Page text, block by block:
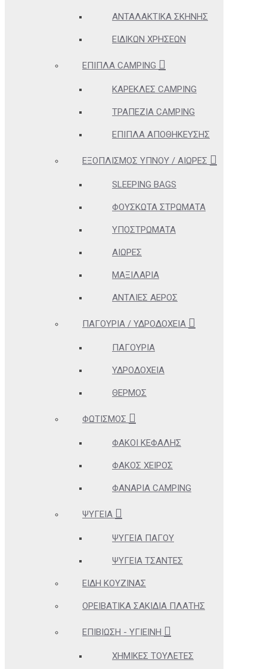
ΑΝΤΑΛΑΚΤΙΚΆ ΣΚΗΝΉΣ
ΕΙΔΙΚΏΝ ΧΡΉΣΕΩΝ
ΈΠΙΠΛΑ CAMPING
ΚΑΡΈΚΛΕΣ CAMPING
ΤΡΑΠΈΖΙΑ CAMPING
ΈΠΙΠΛΑ ΑΠΟΘΉΚΕΥΣΗΣ
ΕΞΟΠΛΙΣΜΌΣ ΎΠΝΟΥ / ΑΙΏΡΕΣ
SLEEPING BAGS
ΦΟΥΣΚΩΤΆ ΣΤΡΏΜΑΤΑ
ΥΠΟΣΤΡΏΜΑΤΑ
ΑΙΏΡΕΣ
ΜΑΞΙΛΆΡΙΑ
ΑΝΤΛΊΕΣ ΑΈΡΟΣ
ΠΑΓΟΎΡΙΑ / ΥΔΡΟΔΟΧΕΊΑ
ΠΑΓΟΎΡΙΑ
ΥΔΡΟΔΟΧΕΊΑ
ΘΕΡΜΌΣ
ΦΩΤΙΣΜΌΣ
ΦΑΚΟΊ ΚΕΦΑΛΉΣ
ΦΑΚΌΣ ΧΕΙΡΌΣ
ΦΑΝΆΡΙΑ CAMPING
ΨΥΓΕΊΑ
ΨΥΓΕΊΑ ΠΆΓΟΥ
ΨΥΓΕΊΑ ΤΣΆΝΤΕΣ
ΕΊΔΗ ΚΟΥΖΊΝΑΣ
ΟΡΕΙΒΑΤΙΚΆ ΣΑΚΊΔΙΑ ΠΛΆΤΗΣ
ΕΠΙΒΊΩΣΗ - ΥΓΙΕΙΝΉ
ΧΗΜΙΚΈΣ ΤΟΥΛΈΤΕΣ